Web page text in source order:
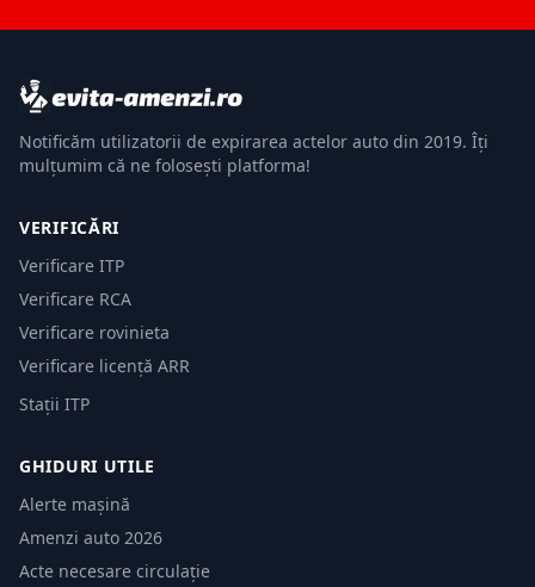
Notificăm utilizatorii de expirarea actelor auto din 2019. Îți
mulțumim că ne folosești platforma!
VERIFICĂRI
Verificare ITP
Verificare RCA
Verificare rovinieta
Verificare licență ARR
Stații ITP
GHIDURI UTILE
Alerte mașină
Amenzi auto 2026
Acte necesare circulație